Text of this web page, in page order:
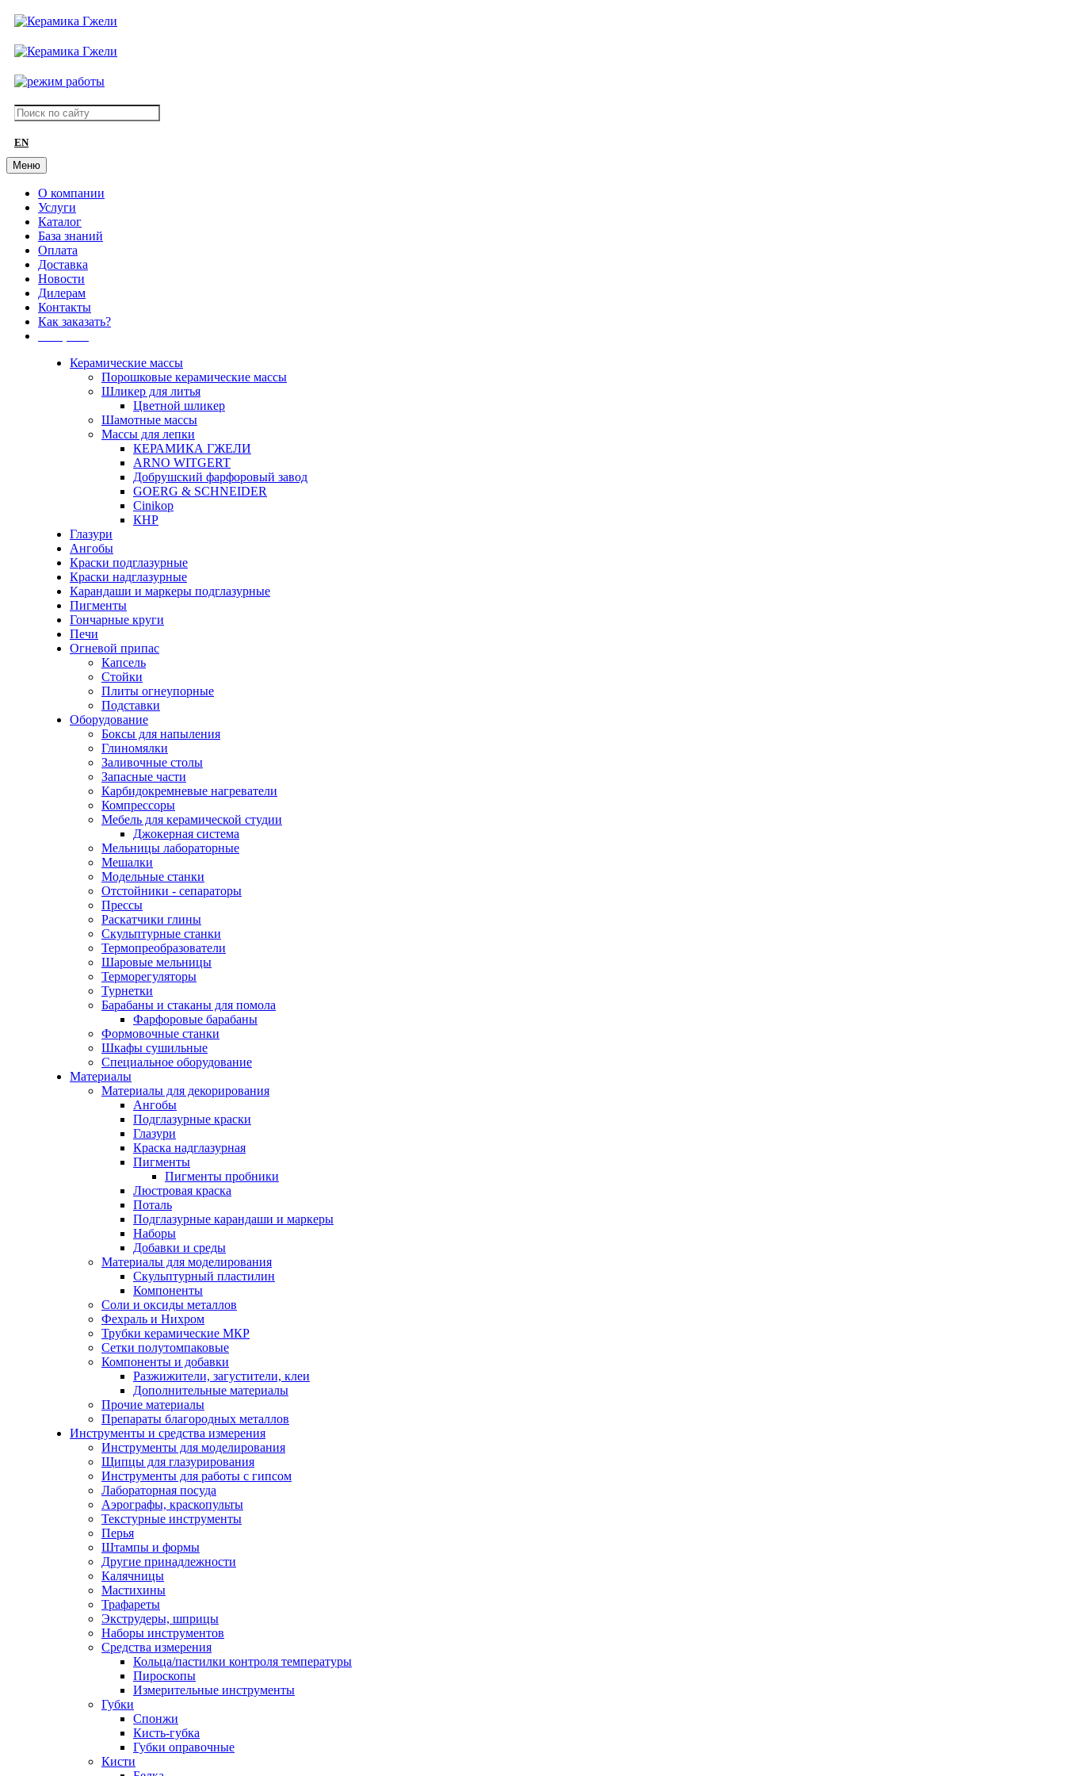
EN
Меню
О компании
Услуги
Каталог
База знаний
Оплата
Доставка
Новости
Дилерам
Контакты
Как заказать?
Керамические массы
Порошковые керамические массы
Шликер для литья
Цветной шликер
Шамотные массы
Массы для лепки
КЕРАМИКА ГЖЕЛИ
ARNO WITGERT
Добрушский фарфоровый завод
GOERG & SCHNEIDER
Cinikop
КНР
Глазури
Ангобы
Краски подглазурные
Краски надглазурные
Карандаши и маркеры подглазурные
Пигменты
Гончарные круги
Печи
Огневой припас
Капсель
Стойки
Плиты огнеупорные
Подставки
Оборудование
Боксы для напыления
Глиномялки
Заливочные столы
Запасные части
Карбидокремневые нагреватели
Компрессоры
Мебель для керамической студии
Джокерная система
Мельницы лабораторные
Мешалки
Модельные станки
Отстойники - сепараторы
Прессы
Раскатчики глины
Скульптурные станки
Термопреобразователи
Шаровые мельницы
Терморегуляторы
Турнетки
Барабаны и стаканы для помола
Фарфоровые барабаны
Формовочные станки
Шкафы сушильные
Специальное оборудование
Материалы
Материалы для декорирования
Ангобы
Подглазурные краски
Глазури
Краска надглазурная
Пигменты
Пигменты пробники
Люстровая краска
Поталь
Подглазурные карандаши и маркеры
Наборы
Добавки и среды
Материалы для моделирования
Скульптурный пластилин
Компоненты
Соли и оксиды металлов
Фехраль и Нихром
Трубки керамические МКР
Сетки полутомпаковые
Компоненты и добавки
Разжижители, загустители, клеи
Дополнительные материалы
Прочие материалы
Препараты благородных металлов
Инструменты и средства измерения
Инструменты для моделирования
Щипцы для глазурирования
Инструменты для работы с гипсом
Лабораторная посуда
Аэрографы, краскопульты
Текстурные инструменты
Перья
Штампы и формы
Другие принадлежности
Калячницы
Мастихины
Трафареты
Экструдеры, шприцы
Наборы инструментов
Средства измерения
Кольца/пастилки контроля температуры
Пироскопы
Измерительные инструменты
Губки
Спонжи
Кисть-губка
Губки оправочные
Кисти